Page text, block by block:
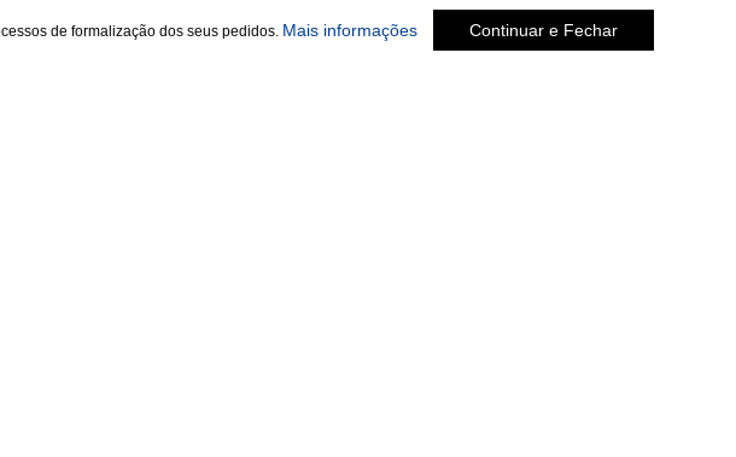
de formalização dos seus pedidos. Mais informações Continuar e Fechar